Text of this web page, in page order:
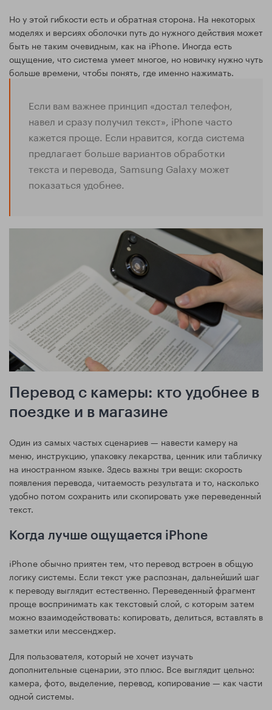
Но у этой гибкости есть и обратная сторона. На некоторых
моделях и версиях оболочки путь до нужного действия может
быть не таким очевидным, как на iPhone. Иногда есть
ощущение, что система умеет многое, но новичку нужно чуть
больше времени, чтобы понять, где именно нажимать.
Если вам важнее принцип «достал телефон,
навел и сразу получил текст», iPhone часто
кажется проще. Если нравится, когда система
предлагает больше вариантов обработки
текста и перевода, Samsung Galaxy может
показаться удобнее.
Перевод с камеры: кто удобнее в
поездке и в магазине
Один из самых частых сценариев — навести камеру на
меню, инструкцию, упаковку лекарства, ценник или табличку
на иностранном языке. Здесь важны три вещи: скорость
появления перевода, читаемость результата и то, насколько
удобно потом сохранить или скопировать уже переведенный
текст.
Когда лучше ощущается iPhone
iPhone обычно приятен тем, что перевод встроен в общую
логику системы. Если текст уже распознан, дальнейший шаг
к переводу выглядит естественно. Переведенный фрагмент
проще воспринимать как текстовый слой, с которым затем
можно взаимодействовать: копировать, делиться, вставлять в
заметки или мессенджер.
Для пользователя, который не хочет изучать
дополнительные сценарии, это плюс. Все выглядит цельно:
камера, фото, выделение, перевод, копирование — как части
одной системы.